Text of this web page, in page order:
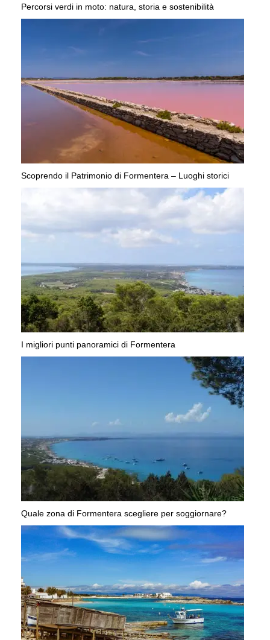
Percorsi verdi in moto: natura, storia e sostenibilità
Scoprendo il Patrimonio di Formentera – Luoghi storici
I migliori punti panoramici di Formentera
Quale zona di Formentera scegliere per soggiornare?